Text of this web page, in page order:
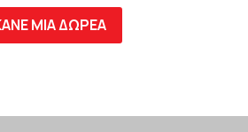
ΜΙΑ ΔΩΡΕΑ